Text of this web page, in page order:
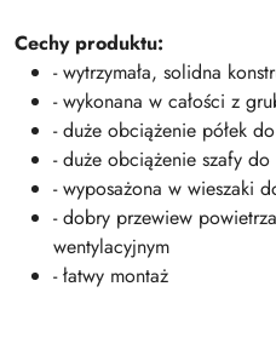
Cechy produktu:
- wytrzymała, solidna
- wykonana w całości z
- duże obciążenie półek
- duże obciążenie szafy
- wyposażona w wieszaki
- dobry przewiew
wentylacyjnym
- łatwy montaż